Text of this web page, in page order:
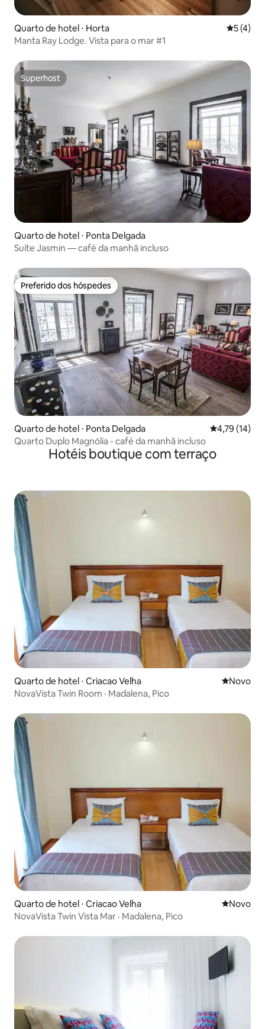
Quarto de hotel ⋅ Horta 5 de
5 (4)
Manta Ray Lodge. Vista para o mar #1
Superhost
Superhost
Quarto de hotel ⋅ Ponta Delgada
Suíte Jasmin — café da manhã incluso
Preferido dos hóspedes
Preferido dos hóspedes
Quarto de hotel ⋅ Ponta Delgada 4,79 de uma
4,79 (14)
Quarto Duplo Magnólia - café da manhã incluso
Hotéis boutique com terraço
Quarto de hotel ⋅ Criacao Velha Novo
Novo
NovaVista Twin Room · Madalena, Pico
Quarto de hotel ⋅ Criacao Velha Novo
Novo
NovaVista Twin Vista Mar · Madalena, Pico